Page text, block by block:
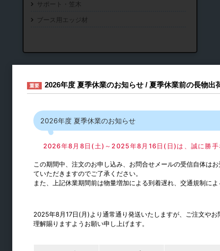
サポート・笠木
ブース用エッジ材
ラック・シェルフ金物
キャスター
スライドレール
フック
重要 2026年度 夏季休業のお知らせ / 夏季休業前の長物出
2026年度 夏季休業のお知らせ
2026年8月8日(土)～2025年8月16日(日)は、誠に勝手
この期間中、注文のお申し込み、お問合せメールの受信自体は
ていただきますのでご了承ください。
また、上記休業期間前は物量増加による到着遅れ、交通規制に
2025年8月17日(月)より通常通り発送いたしますが、ご注文や
理解賜りますようお願い申し上げます。